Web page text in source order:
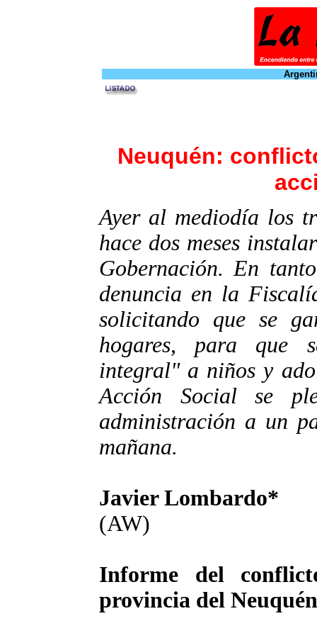
Neuquén:
Ayer al mediodía los
hace dos meses
Gobernación. En
denuncia en la
solicitando que se
hogares, para que
integral" a niños y
Acción Social se
administración a un
mañana.
Javier Lombardo*
(AW)
Informe del
provincia del